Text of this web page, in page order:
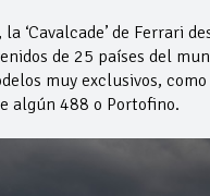
‘Cavalcade’ de Ferrari
de 25 países del
muy exclusivos,
algún 488 o Portofino.